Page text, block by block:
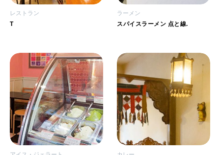
レストラン
T
ラーメン
スパイスラーメン 点と線.